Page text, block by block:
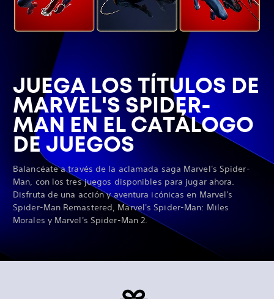
JUEGA LOS TÍTULOS DE
MARVEL'S SPIDER-
MAN EN EL CATÁLOGO
DE JUEGOS
Balancéate a través de la aclamada saga Marvel's Spider-
Man, con los tres juegos disponibles para jugar ahora.
Disfruta de una acción y aventura icónicas en Marvel's
Spider-Man Remastered, Marvel's Spider-Man: Miles
Morales y Marvel's Spider-Man 2.